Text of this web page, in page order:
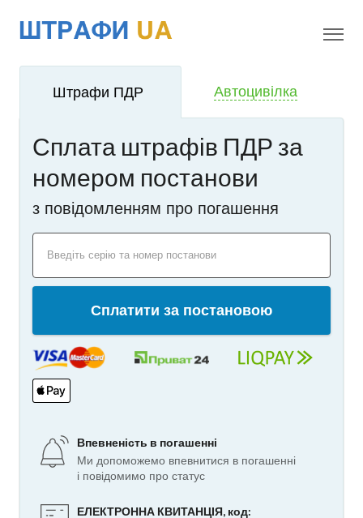
i!
Штрафи ПДР Автоцивілка
Сплата штрафів ПДР за
номером постанови
з повідомленням про погашення
Введіть серію та номер постанови
Сплатити за постановою
Впевненість в погашенні
Ми допоможемо впевнитися в погашенні
і повідомимо про статус
ЕЛЕКТРОННА КВИТАНЦІЯ, код: